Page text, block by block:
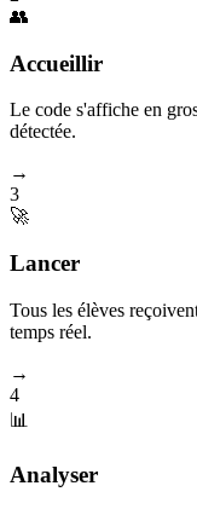
👥
Accueillir
Le code s'affiche en
détectée.
→
3
🚀
Lancer
Tous les élèves
temps réel.
→
4
📊
Analyser